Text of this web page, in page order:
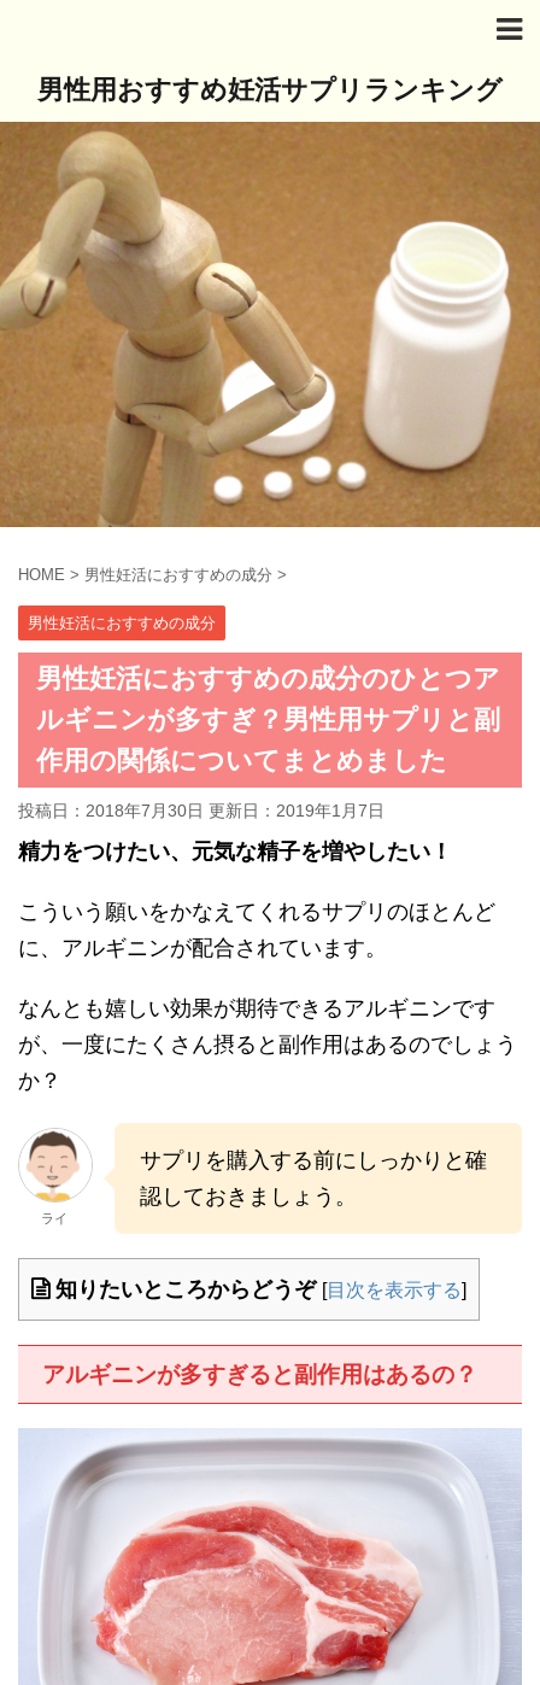
男性用おすすめ妊活サプリランキング
HOME > 男性妊活におすすめの成分 >
男性妊活におすすめの成分
男性妊活におすすめの成分のひとつア
ルギニンが多すぎ？男性用サプリと副
作用の関係についてまとめました
投稿日：2018年7月30日 更新日： 2019年1月7日
精力をつけたい、元気な精子を増やしたい！
こういう願いをかなえてくれるサプリのほとんど
に、アルギニンが配合されています。
なんとも嬉しい効果が期待できるアルギニンです
が、一度にたくさん摂ると副作用はあるのでしょう
か？
ライ
サプリを購入する前にしっかりと確
認しておきましょう。
知りたいところからどうぞ [目次を表示する]
アルギニンが多すぎると副作用はあるの？